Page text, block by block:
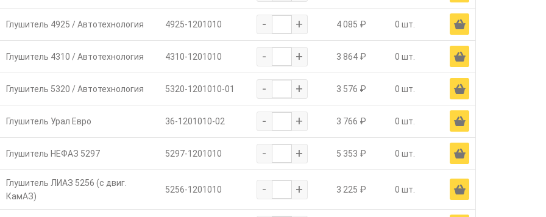
Глушитель 4925 / Автотехнология 4925-1201010 - + 4 085 ₽ 0 шт. Ä
Глушитель 4310 / Автотехнология 4310-1201010 - + 3 864 ₽ 0 шт. Ä
Глушитель 5320 / Автотехнология 5320-1201010-01 - + 3 576 ₽ 0 шт. Ä
Глушитель Урал Евро 36-1201010-02 - + 3 766 ₽ 0 шт. Ä
Глушитель НЕФАЗ 5297 5297-1201010 - + 5 353 ₽ 0 шт. Ä
Глушитель ЛИАЗ 5256 (с двиг.
КамАЗ)
5256-1201010 - + 3 225 ₽ 0 шт. Ä